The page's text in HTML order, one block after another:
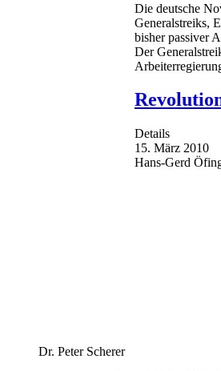
Die deutsche
Generalstreiks,
bisher passiver
Der
Details
15. März 2010
Hans-Gerd
Dr. Peter Scherer